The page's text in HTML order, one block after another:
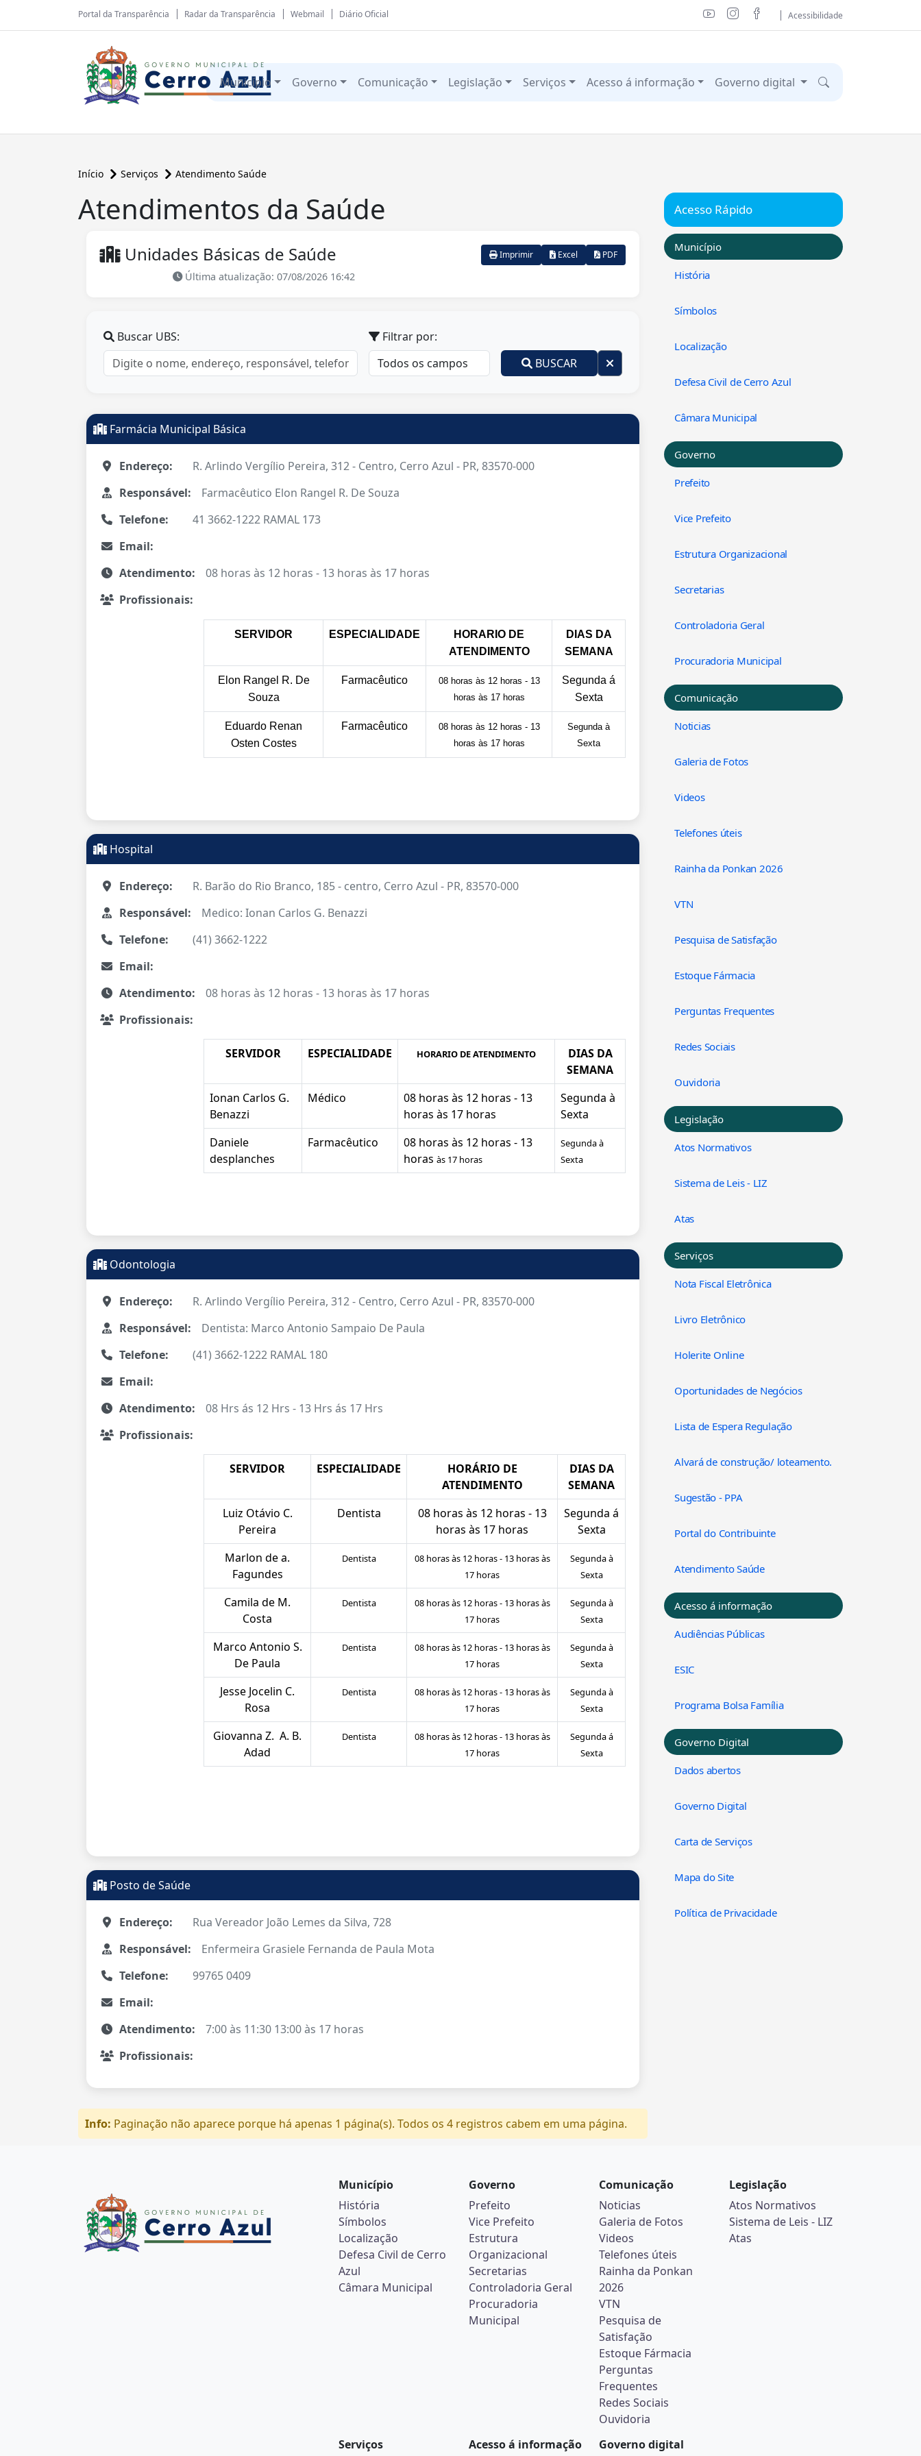
Portal da Transparência Radar da Transparência Webmail Diário Oficial Acessibilidade
Município Governo Comunicação Legislação Serviços Acesso á informação Governo digital
Início Serviços Atendimento Saúde
Atendimentos da Saúde
Unidades Básicas de Saúde
Última atualização: 07/08/2026 16:42
Imprimir Excel PDF
Buscar UBS:
Filtrar por:
BUSCAR
Farmácia Municipal Básica
Endereço:
R. Arlindo Vergílio Pereira, 312 - Centro, Cerro Azul - PR, 83570-000
Responsável:
Farmacêutico Elon Rangel R. De Souza
Telefone:
41 3662-1222 RAMAL 173
Email:
Atendimento:
08 horas às 12 horas - 13 horas às 17 horas
Profissionais:
SERVIDOR ESPECIALIDADE
HORARIO DE
ATENDIMENTO
DIAS DA
SEMANA
Elon Rangel R. De
Souza
Farmacêutico
08 horas às 12 horas - 13
horas às 17 horas
Segunda á
Sexta
Eduardo Renan
Osten Costes
Farmacêutico
08 horas às 12 horas - 13
horas às 17 horas
Segunda à
Sexta
Hospital
Endereço:
R. Barão do Rio Branco, 185 - centro, Cerro Azul - PR, 83570-000
Responsável:
Medico: Ionan Carlos G. Benazzi
Telefone:
(41) 3662-1222
Email:
Atendimento:
08 horas às 12 horas - 13 horas às 17 horas
Profissionais:
SERVIDOR ESPECIALIDADE HORARIO DE ATENDIMENTO
DIAS DA
SEMANA
Ionan Carlos G.
Benazzi
Médico
08 horas às 12 horas - 13
horas às 17 horas
Segunda à
Sexta
Daniele
desplanches
Farmacêutico
08 horas às 12 horas - 13
horas às 17 horas
Segunda à
Sexta
Odontologia
Endereço:
R. Arlindo Vergílio Pereira, 312 - Centro, Cerro Azul - PR, 83570-000
Responsável:
Dentista: Marco Antonio Sampaio De Paula
Telefone:
(41) 3662-1222 RAMAL 180
Email:
Atendimento:
08 Hrs ás 12 Hrs - 13 Hrs ás 17 Hrs
Profissionais:
SERVIDOR ESPECIALIDADE
HORÁRIO DE
ATENDIMENTO
DIAS DA
SEMANA
Luiz Otávio C.
Pereira
Dentista
08 horas às 12 horas - 13
horas às 17 horas
Segunda á
Sexta
Marlon de a.
Fagundes
Dentista
08 horas às 12 horas - 13 horas às
17 horas
Segunda à
Sexta
Camila de M.
Costa
Dentista
08 horas às 12 horas - 13 horas às
17 horas
Segunda à
Sexta
Marco Antonio S.
De Paula
Dentista
08 horas às 12 horas - 13 horas às
17 horas
Segunda à
Sexta
Jesse Jocelin C.
Rosa
Dentista
08 horas às 12 horas - 13 horas às
17 horas
Segunda à
Sexta
Giovanna Z. A. B.
Adad
Dentista
08 horas às 12 horas - 13 horas às
17 horas
Segunda á
Sexta
Posto de Saúde
Endereço:
Rua Vereador João Lemes da Silva, 728
Responsável:
Enfermeira Grasiele Fernanda de Paula Mota
Telefone:
99765 0409
Email:
Atendimento:
7:00 às 11:30 13:00 às 17 horas
Profissionais:
Info: Paginação não aparece porque há apenas 1 página(s). Todos os 4 registros cabem em uma página.
Acesso Rápido
Município
História
Símbolos
Localização
Defesa Civil de Cerro Azul
Câmara Municipal
Governo
Prefeito
Vice Prefeito
Estrutura Organizacional
Secretarias
Controladoria Geral
Procuradoria Municipal
Comunicação
Noticias
Galeria de Fotos
Videos
Telefones úteis
Rainha da Ponkan 2026
VTN
Pesquisa de Satisfação
Estoque Fármacia
Perguntas Frequentes
Redes Sociais
Ouvidoria
Legislação
Atos Normativos
Sistema de Leis - LIZ
Atas
Serviços
Nota Fiscal Eletrônica
Livro Eletrônico
Holerite Online
Oportunidades de Negócios
Lista de Espera Regulação
Alvará de construção/ loteamento.
Sugestão - PPA
Portal do Contribuinte
Atendimento Saúde
Acesso á informação
Audiências Públicas
ESIC
Programa Bolsa Família
Governo Digital
Dados abertos
Governo Digital
Carta de Serviços
Mapa do Site
Política de Privacidade
Município
História
Símbolos
Localização
Defesa Civil de Cerro
Azul
Câmara Municipal
Governo
Prefeito
Vice Prefeito
Estrutura
Organizacional
Secretarias
Controladoria Geral
Procuradoria
Municipal
Comunicação
Noticias
Galeria de Fotos
Videos
Telefones úteis
Rainha da Ponkan
2026
VTN
Pesquisa de
Satisfação
Estoque Fármacia
Perguntas
Frequentes
Redes Sociais
Ouvidoria
Legislação
Atos Normativos
Sistema de Leis - LIZ
Atas
Serviços Acesso á informação Governo digital